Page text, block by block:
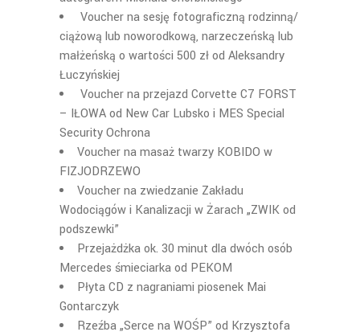
Voucher na sesję fotograficzną rodzinną/
ciążową lub noworodkową, narzeczeńską lub
małżeńską o wartości 500 zł od Aleksandry
Łuczyńskiej
Voucher na przejazd Corvette C7 FORST
– IŁOWA od New Car Lubsko i MES Special
Security Ochrona
Voucher na masaż twarzy KOBIDO w
FIZJODRZEWO
Voucher na zwiedzanie Zakładu
Wodociągów i Kanalizacji w Żarach „ZWIK od
podszewki”
Przejażdżka ok. 30 minut dla dwóch osób
Mercedes śmieciarka od PEKOM
Płyta CD z nagraniami piosenek Mai
Gontarczyk
Rzeźba „Serce na WOŚP” od Krzysztofa